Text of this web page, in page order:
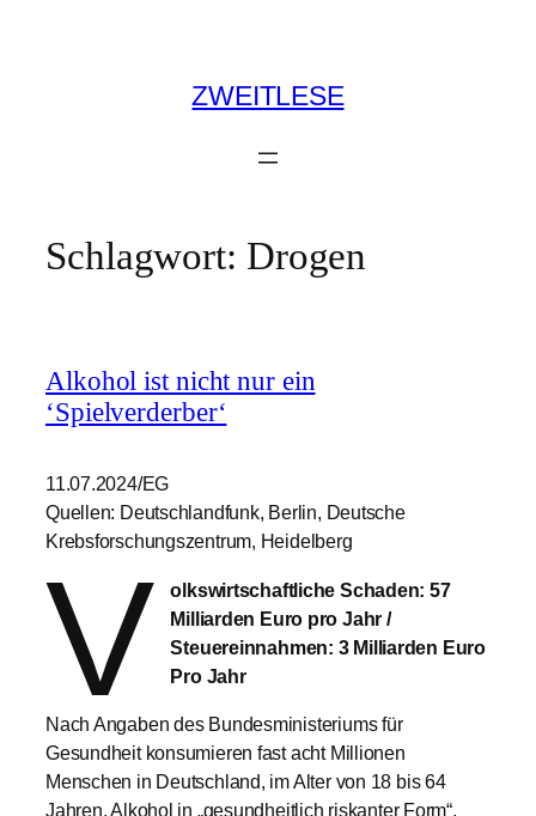
ZWEITLESE
Schlagwort: Drogen
Alkohol ist nicht nur ein
‘Spielverderber‘
11.07.2024/EG
Quellen: Deutschlandfunk, Berlin, Deutsche
Krebsforschungszentrum, Heidelberg
V
olkswirtschaftliche Schaden: 57
Milliarden Euro pro Jahr /
Steuereinnahmen: 3 Milliarden Euro
Pro Jahr
Nach Angaben des Bundesministeriums für
Gesundheit konsumieren fast acht Millionen
Menschen in Deutschland, im Alter von 18 bis 64
Jahren, Alkohol in „gesundheitlich riskanter Form“.